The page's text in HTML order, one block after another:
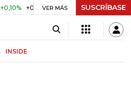
+0,98% UVR $ 416,91 +$ 0,05
VER MÁS SUSCRÍBASE
INSIDE